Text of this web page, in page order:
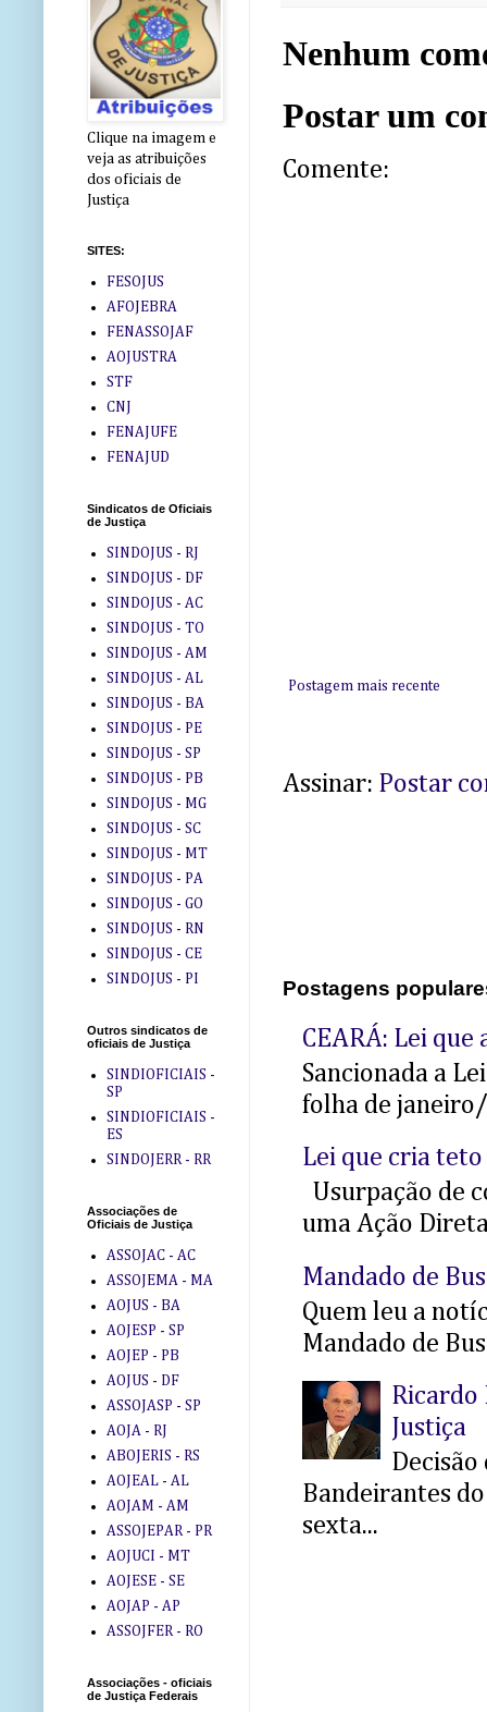
Nenhum
Postar um
Comente:
Postagem mais recente
Assinar: Postar
Postagens
CEARÁ: Lei
Sancionada a
folha de
Lei que cria
Usurpação de
uma Ação
Mandado de
Quem leu a
Mandado de
Ricardo
Justiça
Decisão
Bandeirantes
sexta...
Clique na imagem e
veja as atribuições
dos oficiais de
Justiça
SITES:
FESOJUS
AFOJEBRA
FENASSOJAF
AOJUSTRA
STF
CNJ
FENAJUFE
FENAJUD
Sindicatos de Oficiais
de Justiça
SINDOJUS - RJ
SINDOJUS - DF
SINDOJUS - AC
SINDOJUS - TO
SINDOJUS - AM
SINDOJUS - AL
SINDOJUS - BA
SINDOJUS - PE
SINDOJUS - SP
SINDOJUS - PB
SINDOJUS - MG
SINDOJUS - SC
SINDOJUS - MT
SINDOJUS - PA
SINDOJUS - GO
SINDOJUS - RN
SINDOJUS - CE
SINDOJUS - PI
Outros sindicatos de
oficiais de Justiça
SINDIOFICIAIS -
SP
SINDIOFICIAIS -
ES
SINDOJERR - RR
Associações de
Oficiais de Justiça
ASSOJAC - AC
ASSOJEMA - MA
AOJUS - BA
AOJESP - SP
AOJEP - PB
AOJUS - DF
ASSOJASP - SP
AOJA - RJ
ABOJERIS - RS
AOJEAL - AL
AOJAM - AM
ASSOJEPAR - PR
AOJUCI - MT
AOJESE - SE
AOJAP - AP
ASSOJFER - RO
Associações - oficiais
de Justiça Federais